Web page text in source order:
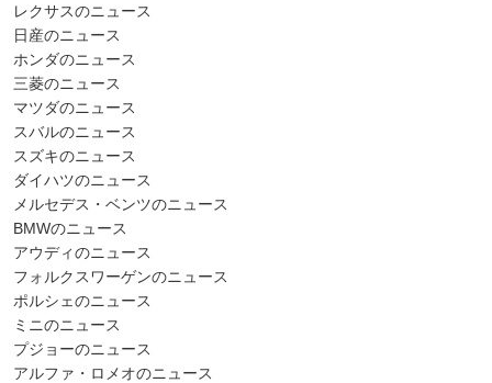
レクサスのニュース
日産のニュース
ホンダのニュース
三菱のニュース
マツダのニュース
スバルのニュース
スズキのニュース
ダイハツのニュース
メルセデス・ベンツのニュース
BMWのニュース
アウディのニュース
フォルクスワーゲンのニュース
ポルシェのニュース
ミニのニュース
プジョーのニュース
アルファ・ロメオのニュース